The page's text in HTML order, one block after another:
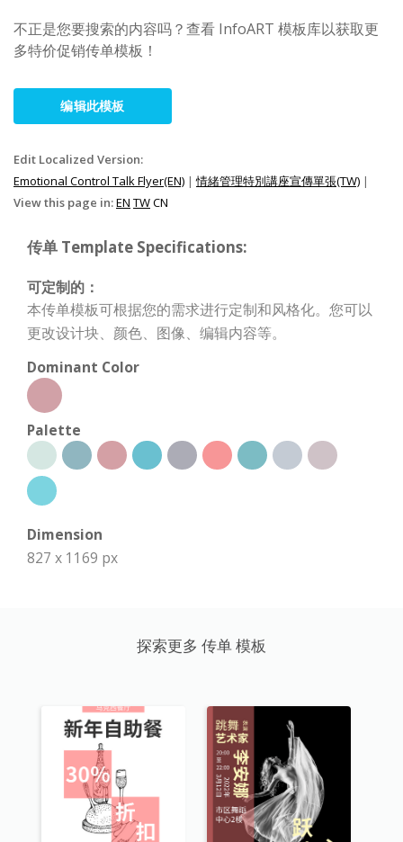
不正是您要搜索的内容吗？查看 InfoART 模板库以获取更
多特价促销传单模板！
编辑此模板
Edit Localized Version:
Emotional Control Talk Flyer(EN) |情緒管理特別講座宣傳單張(TW) |
View this page in:EN TWCN
传单 Template Specifications:
可定制的：
本传单模板可根据您的需求进行定制和风格化。您可以
更改设计块、颜色、图像、编辑内容等。
Dominant Color
Palette
Dimension
827 x 1169 px
探索更多 传单 模板